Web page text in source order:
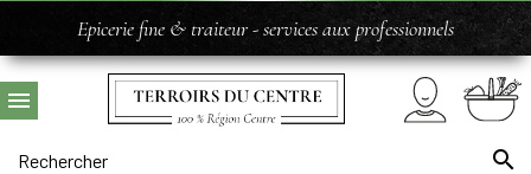
Epicerie fine & traiteur - services aux professionnels